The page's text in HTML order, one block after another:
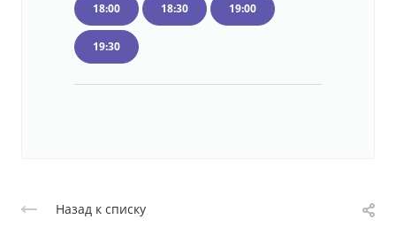
18:00 18:30 19:00
19:30
Назад к списку